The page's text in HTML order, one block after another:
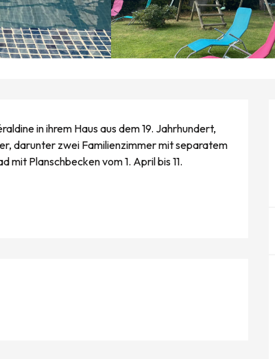
in ihrem Haus aus dem 19. Jahrhundert,
darunter zwei Familienzimmer mit separatem
mit Planschbecken vom 1. April bis 11.